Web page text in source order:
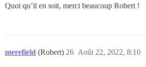
Quoi qu’il en soit, merci beaucoup Robert !
merefield (Robert) Août 22, 2022, 8:10
26